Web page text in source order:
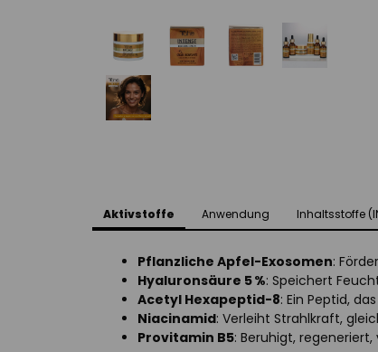
Aktivstoffe Anwendung Inhaltsstoffe
Pflanzliche Apfel-Exosomen:
Hyaluronsäure 5 %: Speichert
Acetyl Hexapeptid-8: Ein Peptid,
Niacinamid: Verleiht Strahlkraft,
Provitamin B5: Beruhigt,